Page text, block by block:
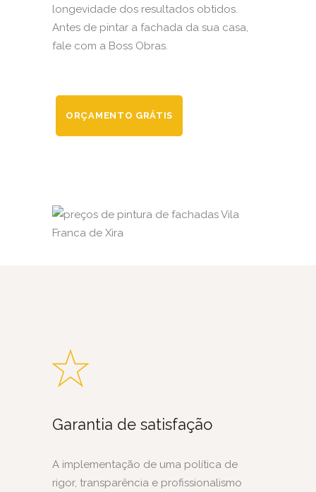
longevidade dos resultados obtidos.
Antes de pintar a fachada da sua casa,
fale com a Boss Obras.
ORÇAMENTO GRÁTIS
Garantia de satisfação
A implementação de uma política de
rigor, transparência e profissionalismo